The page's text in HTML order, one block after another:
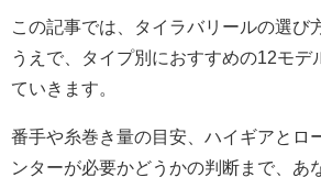
この記事では、タイラバリールの選び
うえで、タイプ別におすすめの12モデ
ていきます。
番手や糸巻き量の目安、ハイギアとロ
ンターが必要かどうかの判断まで、あ